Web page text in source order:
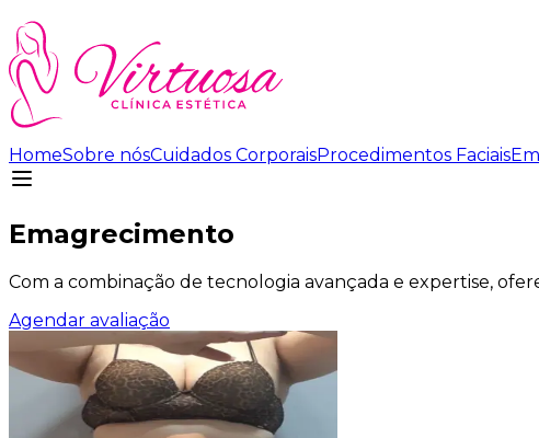
HomeSobre nósCuidados CorporaisProcedimentos Faciais
Emagrecimento
Com a combinação de tecnologia avançada e expertise,
Agendar avaliação